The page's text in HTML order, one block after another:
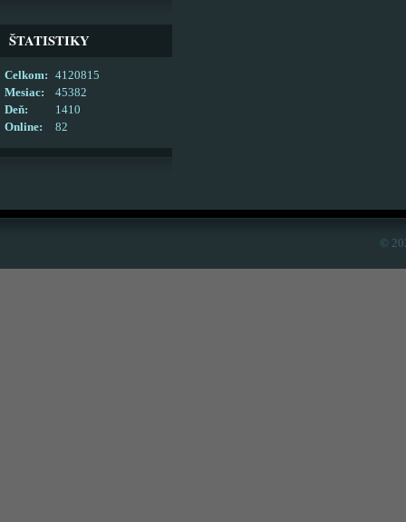
ŠTATISTIKY
Online: 82
Celkom:
4120815
Mesiac:
45382
Deň:
1410
©